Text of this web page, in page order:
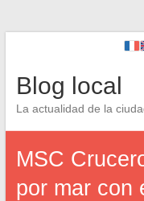
Blog local
La actualidad de la
MSC
por mar con